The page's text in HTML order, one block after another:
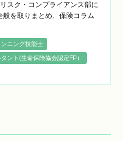
スク・コンプライアンス部に
を取りまとめ、保険コラム
ニング技能士
ント(生命保険協会認定FP）